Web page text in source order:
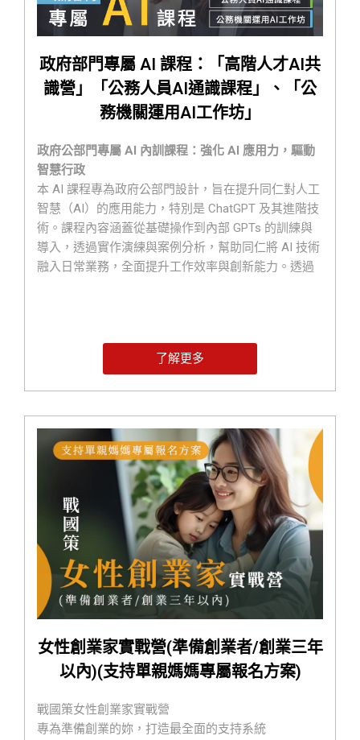
政府部門專屬 AI 課程：「高階人才AI共
識營」「公務人員AI通識課程」、「公
務機關運用AI工作坊」
政府公部門專屬 AI 內訓課程：強化 AI 應用力，驅動
智慧行政
本 AI 課程專為政府公部門設計，旨在提升同仁對人工
智慧（AI）的應用能力，特別是 ChatGPT 及其進階技
術。課程內容涵蓋從基礎操作到內部 GPTs 的訓練與
導入，透過實作演練與案例分析，幫助同仁將 AI 技術
融入日常業務，全面提升工作效率與創新能力。透過
1️⃣ 「有規劃」—— 培育中高階主管，強化 AI 發展策略
3️⃣ 「會開發」—— 培養資訊同仁具備 AI 自動化程式開
發能力，加速智慧化轉型。
了解更多
女性創業家實戰營(準備創業者/創業三年
以內)(支持單親媽媽專屬報名方案)
戰國策女性創業家實戰營
專為準備創業的妳，打造最全面的支持系統